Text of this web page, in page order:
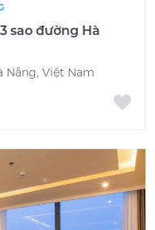
sao đường Hà
Nẵng, Việt Nam